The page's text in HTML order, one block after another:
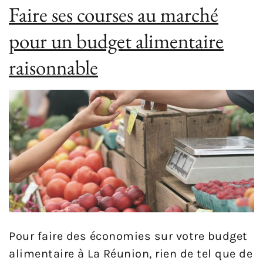
Faire ses courses au marché
pour un budget alimentaire
raisonnable
Pour faire des économies sur votre budget
alimentaire à La Réunion, rien de tel que de